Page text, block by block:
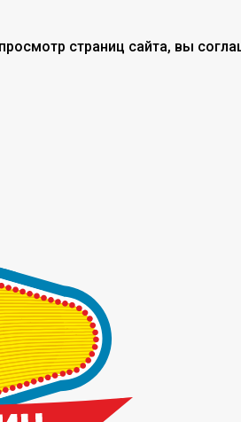
страниц сайта, вы